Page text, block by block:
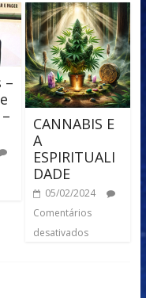
–
CANNABIS E
A
ESPIRITUALI
DADE
05/02/2024
Comentários
desativados